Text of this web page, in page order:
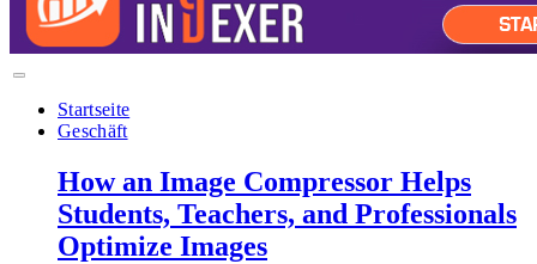
Startseite
Geschäft
How an Image Compressor Helps
Students, Teachers, and Professionals
Optimize Images